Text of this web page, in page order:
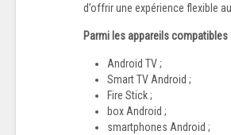
d’offrir une expérience flexible
Parmi les appareils compatibles
Android TV ;
Smart TV Android ;
Fire Stick ;
box Android ;
smartphones Android ;